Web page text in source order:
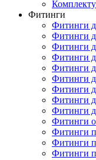
Фитинги
Фитинги
Фитинги
Фитинги
Фитинги
Фитинги
Фитинги
Фитинги
Фитинги
Фитинги
Фитинги
Фитинги
Фитинги
Фитинги